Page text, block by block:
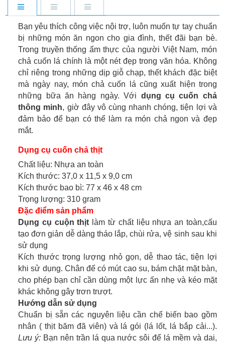
Bạn yêu thích công việc nội trợ, luôn muốn tự tay chuẩn
bị những món ăn ngon cho gia đình, thết đãi bạn bè.
Trong truyền thống ẩm thực của người Việt Nam, món
chả cuốn lá chính là một nét đẹp trong văn hóa. Không
chỉ riêng trong những dịp giỗ chạp, thết khách đặc biệt
mà ngày nay, món chả cuốn lá cũng xuất hiện trong
những bữa ăn hàng ngày. Với dụng cụ cuốn chả
thông minh, giờ đây vô cùng nhanh chóng, tiện lợi và
đảm bảo để bạn có thể làm ra món chả ngon và đẹp
mắt.
Dụng cụ cuốn chả thịt
Chất liệu: Nhựa an toàn
Kích thước: 37,0 x 11,5 x 9,0 cm
Kích thước bao bì: 77 x 46 x 48 cm
Trọng lượng: 310 gram
Đặc điểm sản phẩm
Dụng cụ cuộn thịt làm từ chất liệu nhựa an toàn,cấu
tạo đơn giản dễ dàng tháo lắp, chùi rửa, vệ sinh sau khi
sử dụng
Kích thước trọng lượng nhỏ gọn, dễ thao tác, tiện lợi
khi sử dụng. Chân đế có mút cao su, bám chặt mặt bàn,
cho phép bạn chỉ cần dùng một lực ấn nhẹ và kéo mặt
khác không gây trơn trượt.
Hướng dẫn sử dụng
Chuẩn bị sẵn các nguyên liệu cần chế biến bao gồm
nhân ( thịt băm đã viên) và lá gói (lá lốt, lá bắp cải...).
Lưu ý: Bạn nên trần lá qua nước sôi để lá mềm và dai,